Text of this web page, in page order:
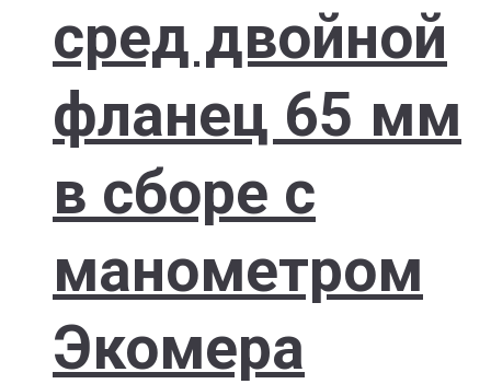
сред двойной
фланец 65 мм
в сборе с
манометром
Экомера